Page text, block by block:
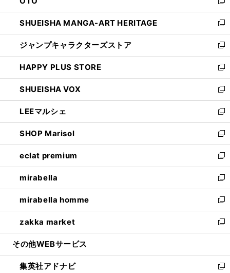
開
く
ド
ウ
で
開
く
新
し
い
ウ
ィ
ン
ド
ウ
で
開
く
SHUEISHA MANGA-ART HERITAGE
新
し
い
ウ
ィ
ン
ド
ウ
で
開
く
ジャンプキャラクターズストア
新
し
い
ウ
ィ
ン
ド
ウ
で
開
く
HAPPY PLUS STORE
新
し
い
ウ
ィ
ン
ド
ウ
で
開
く
SHUEISHA VOX
新
し
い
ウ
ィ
ン
ド
ウ
で
開
く
LEEマルシェ
新
し
い
ウ
ィ
ン
ド
ウ
で
開
く
SHOP Marisol
新
し
い
ウ
ィ
ン
ド
ウ
で
開
eclat premium
新
し
い
ウ
ィ
ン
ド
ウ
開
く
mirabella
新
し
い
ウ
ィ
ン
ウ
で
mirabella homme
新
し
い
ウ
ン
ド
zakka market
新
し
ウ
ィ
その他WEBサービス
集英社アドナビ
新